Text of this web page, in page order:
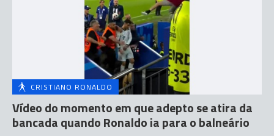
CRISTIANO RONALDO
Vídeo do momento em que adepto se atira da
bancada quando Ronaldo ia para o balneário